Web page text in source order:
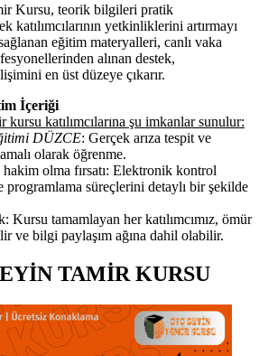
Kursu, teorik bilgileri pratik
katılımcılarının yetkinliklerini artırmayı
eğitim materyalleri, canlı vaka
alınan destek,
en üst düzeye çıkarır.
İçeriği
katılımcılarına şu imkanlar sunulur:
DÜZCE: Gerçek arıza tespit ve
olarak öğrenme.
olma fırsatı: Elektronik kontrol
süreçlerini detaylı bir şekilde
Kursu tamamlayan her katılımcımız, ömür
ve bilgi paylaşım ağına dahil olabilir.
TAMİR KURSU